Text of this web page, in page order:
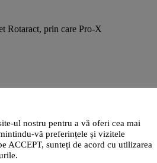
Rotaract, prin care Pro-X
la o sesiune de
ul nostru pentru a vă oferi cea mai
vă preferințele și vizitele
ACCEPT, sunteți de acord cu utilizarea